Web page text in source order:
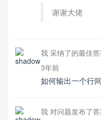
谢谢大佬
我 采纳了的最佳
3年前
如何输出一个行
我 对问题发布了